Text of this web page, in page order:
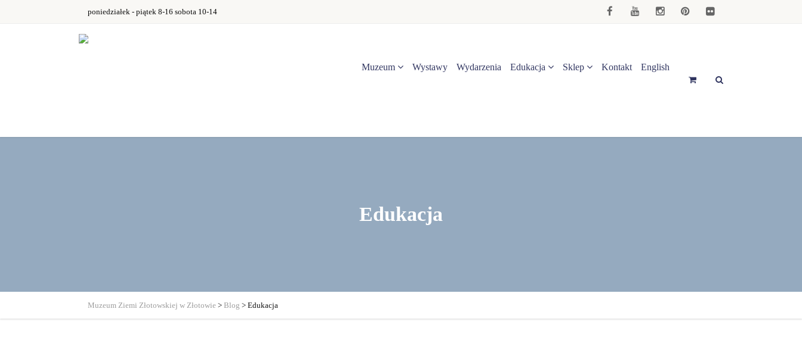
poniedziałek - piątek 8-16 sobota 10-14
Muzeum Wystawy Wydarzenia Edukacja Sklep Kontakt English
Edukacja
Muzeum Ziemi Złotowskiej w Złotowie > Blog > Edukacja